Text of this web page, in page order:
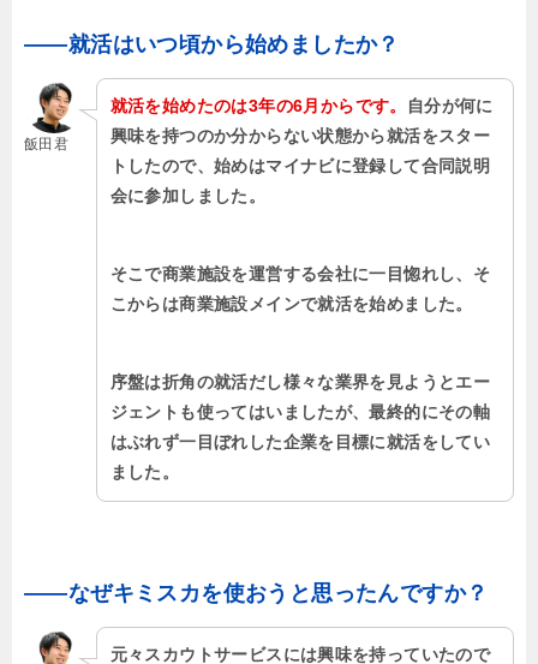
――就活はいつ頃から始めましたか？
飯田君
就活を始めたのは3年の6月からです。
自分が何に
興味を持つのか分からない状態から就活をスター
トしたので、始めはマイナビに登録して合同説明
会に参加しました。
そこで商業施設を運営する会社に一目惚れし、そ
こからは商業施設メインで就活を始めました。
序盤は折角の就活だし様々な業界を見ようとエー
ジェントも使ってはいましたが、最終的にその軸
はぶれず一目ぼれした企業を目標に就活をしてい
ました。
――なぜキミスカを使おうと思ったんですか？
元々スカウトサービスには興味を持っていたので